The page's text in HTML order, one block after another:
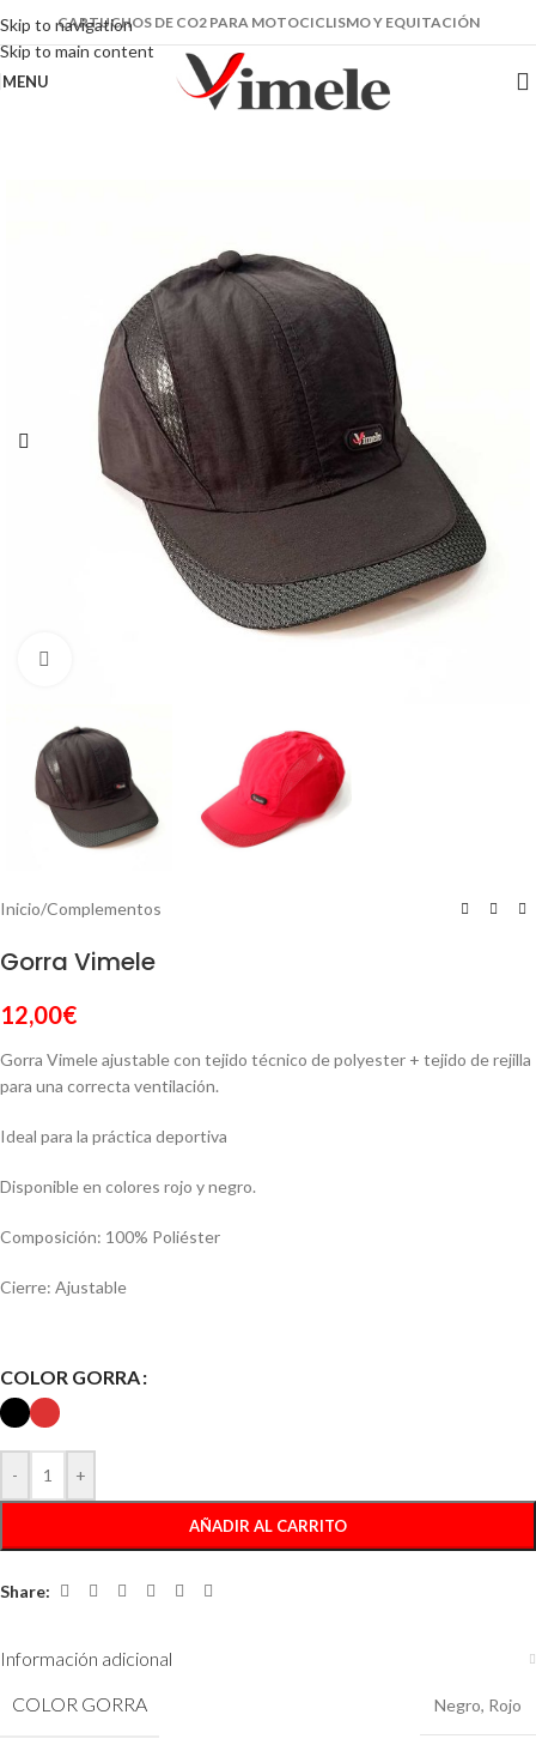
Skip to navigation
Skip to main content
CARTUCHOS DE CO2 PARA MOTOCICLISMO Y EQUITACIÓN
MENU
Inicio/Complementos
Gorra Vimele
12,00€
Gorra Vimele ajustable con tejido técnico de polyester + tejido de rejilla
para una correcta ventilación.
Ideal para la práctica deportiva
Disponible en colores rojo y negro.
Composición: 100% Poliéster
Cierre: Ajustable
COLOR GORRA
- +
AÑADIR AL CARRITO
Share:
Información adicional
COLOR GORRA
Negro, Rojo